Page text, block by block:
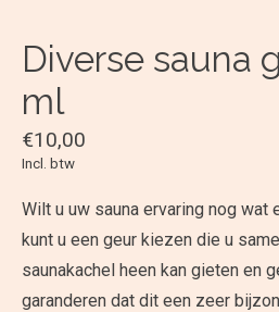
Diverse sauna
ml
€10,00
Incl. btw
Wilt u uw sauna ervaring nog wat
kunt u een geur kiezen die u
saunakachel heen kan gieten en
garanderen dat dit een zeer